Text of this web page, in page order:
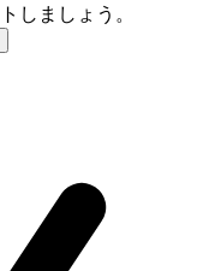
しましょう。